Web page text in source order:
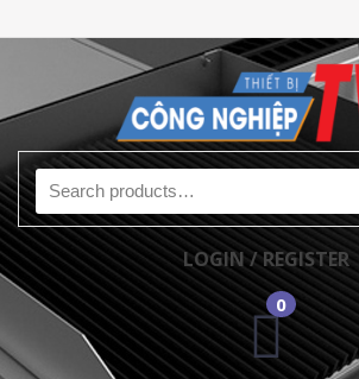
Search for:
LOGIN / REGISTER
0